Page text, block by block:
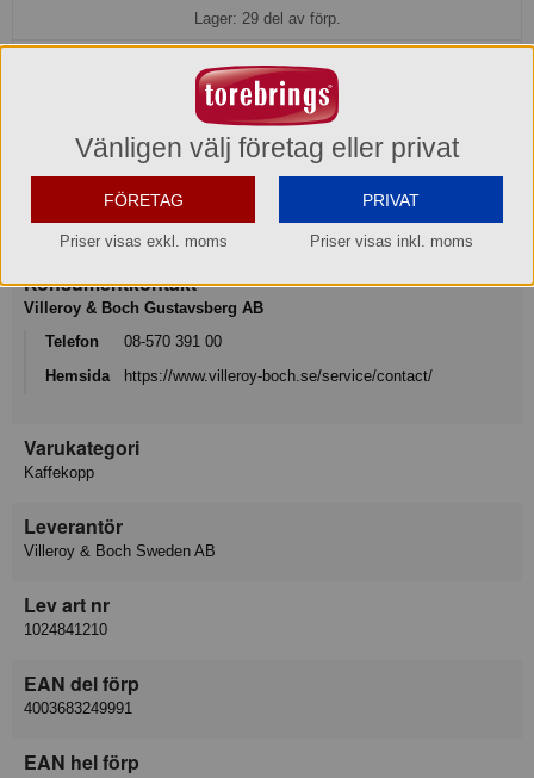
Lager: 29 del av förp.
Köp »
Produktinformation
Varumärke
Konsumentkontakt
Villeroy & Boch Gustavsberg AB
Telefon
08-570 391 00
Hemsida
https://www.villeroy-boch.se/service/contact/
Varukategori
Kaffekopp
Leverantör
Villeroy & Boch Sweden AB
Lev art nr
1024841210
EAN del förp
4003683249991
EAN hel förp
Vänligen välj företag eller privat
FÖRETAG
Priser visas exkl. moms
PRIVAT
Priser visas inkl. moms